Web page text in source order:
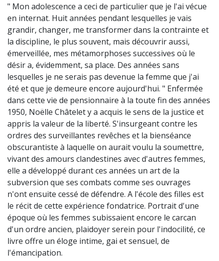
" Mon adolescence a ceci de particulier que je l'ai vécue
en internat. Huit années pendant lesquelles je vais
grandir, changer, me transformer dans la contrainte et
la discipline, le plus souvent, mais découvrir aussi,
émerveillée, mes métamorphoses successives où le
désir a, évidemment, sa place. Des années sans
lesquelles je ne serais pas devenue la femme que j'ai
été et que je demeure encore aujourd'hui. " Enfermée
dans cette vie de pensionnaire à la toute fin des années
1950, Noëlle Châtelet y a acquis le sens de la justice et
appris la valeur de la liberté. S'insurgeant contre les
ordres des surveillantes revêches et la bienséance
obscurantiste à laquelle on aurait voulu la soumettre,
vivant des amours clandestines avec d'autres femmes,
elle a développé durant ces années un art de la
subversion que ses combats comme ses ouvrages
n'ont ensuite cessé de défendre. A l'école des filles est
le récit de cette expérience fondatrice. Portrait d'une
époque où les femmes subissaient encore le carcan
d'un ordre ancien, plaidoyer serein pour l'indocilité, ce
livre offre un éloge intime, gai et sensuel, de
l'émancipation.